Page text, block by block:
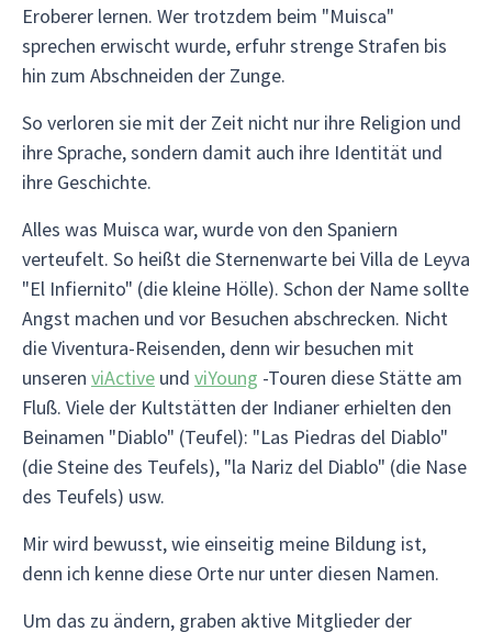
Eroberer lernen. Wer trotzdem beim "Muisca"
sprechen erwischt wurde, erfuhr strenge Strafen bis
hin zum Abschneiden der Zunge.
So verloren sie mit der Zeit nicht nur ihre Religion und
ihre Sprache, sondern damit auch ihre Identität und
ihre Geschichte.
Alles was Muisca war, wurde von den Spaniern
verteufelt. So heißt die Sternenwarte bei Villa de Leyva
"El Infiernito" (die kleine Hölle). Schon der Name sollte
Angst machen und vor Besuchen abschrecken. Nicht
die Viventura-Reisenden, denn wir besuchen mit
unseren viActive und viYoung -Touren diese Stätte am
Fluß. Viele der Kultstätten der Indianer erhielten den
Beinamen "Diablo" (Teufel): "Las Piedras del Diablo"
(die Steine des Teufels), "la Nariz del Diablo" (die Nase
des Teufels) usw.
Mir wird bewusst, wie einseitig meine Bildung ist,
denn ich kenne diese Orte nur unter diesen Namen.
Um das zu ändern, graben aktive Mitglieder der